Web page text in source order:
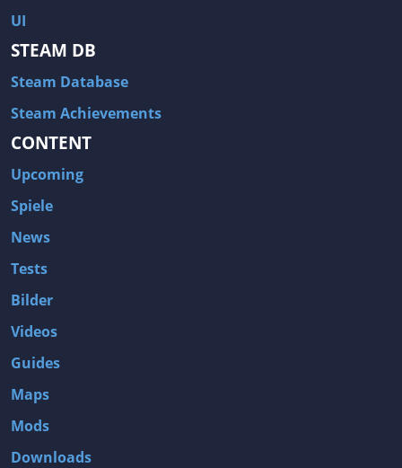
UI
STEAM DB
Steam Database
Steam Achievements
CONTENT
Upcoming
Spiele
News
Tests
Bilder
Videos
Guides
Maps
Mods
Downloads